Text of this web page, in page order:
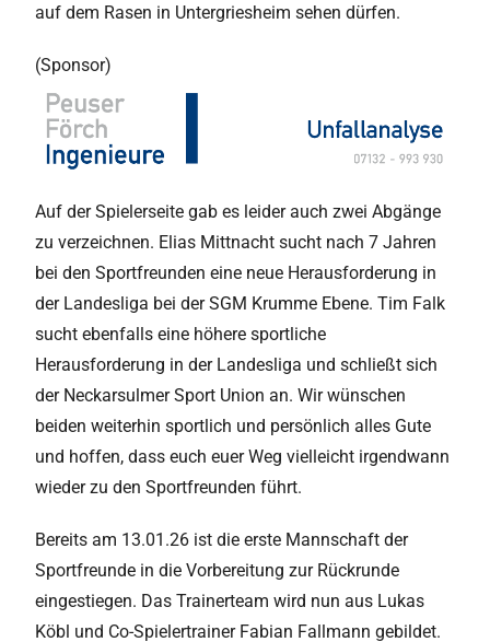
auf dem Rasen in Untergriesheim sehen dürfen.
(Sponsor)
Auf der Spielerseite gab es leider auch zwei Abgänge
zu verzeichnen. Elias Mittnacht sucht nach 7 Jahren
bei den Sportfreunden eine neue Herausforderung in
der Landesliga bei der SGM Krumme Ebene. Tim Falk
sucht ebenfalls eine höhere sportliche
Herausforderung in der Landesliga und schließt sich
der Neckarsulmer Sport Union an. Wir wünschen
beiden weiterhin sportlich und persönlich alles Gute
und hoffen, dass euch euer Weg vielleicht irgendwann
wieder zu den Sportfreunden führt.
Bereits am 13.01.26 ist die erste Mannschaft der
Sportfreunde in die Vorbereitung zur Rückrunde
eingestiegen. Das Trainerteam wird nun aus Lukas
Köbl und Co-Spielertrainer Fabian Fallmann gebildet.